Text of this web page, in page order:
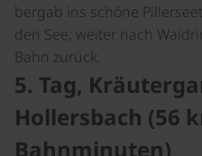
bergab ins schöne
den See; weiter nach
Bahn zurück.
5. Tag,
Hollersbach (56
Bahnminuten)